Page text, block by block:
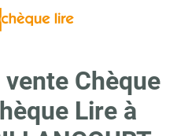
Chèque
Lire à